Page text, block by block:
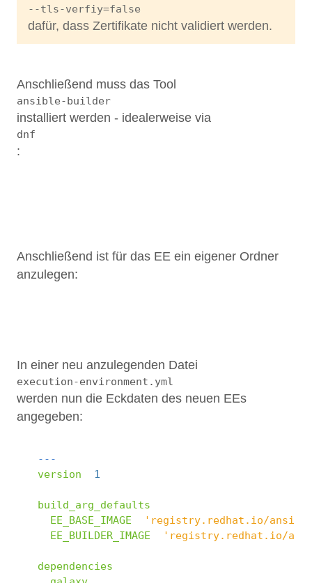
--tls-verfiy=false
dafür, dass Zertifikate nicht validiert werden.
Anschließend muss das Tool
ansible-builder
installiert werden - idealerweise via
dnf
:
Anschließend ist für das EE ein eigener Ordner
anzulegen:
In einer neu anzulegenden Datei
execution-environment.yml
werden nun die Eckdaten des neuen EEs
angegeben:
---
version
1
build_arg_defaults
EE_BASE_IMAGE
'registry.redhat.io/
EE_BUILDER_IMAGE
'registry.redhat.io/
dependencies